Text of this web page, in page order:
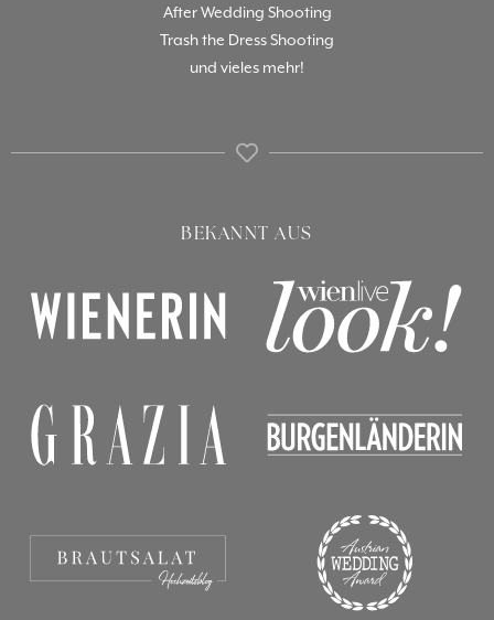
After Wedding Shooting
Trash the Dress Shooting
und vieles mehr!
BEKANNT AUS